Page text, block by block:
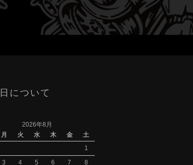
について
2026年8月
月 火 水 木 金
土
1
3 4 5 6 7 8